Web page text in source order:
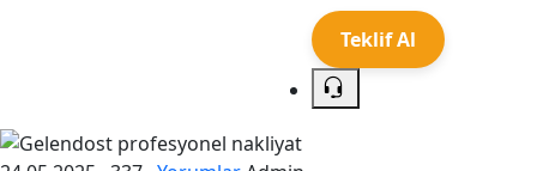
Teklif Al